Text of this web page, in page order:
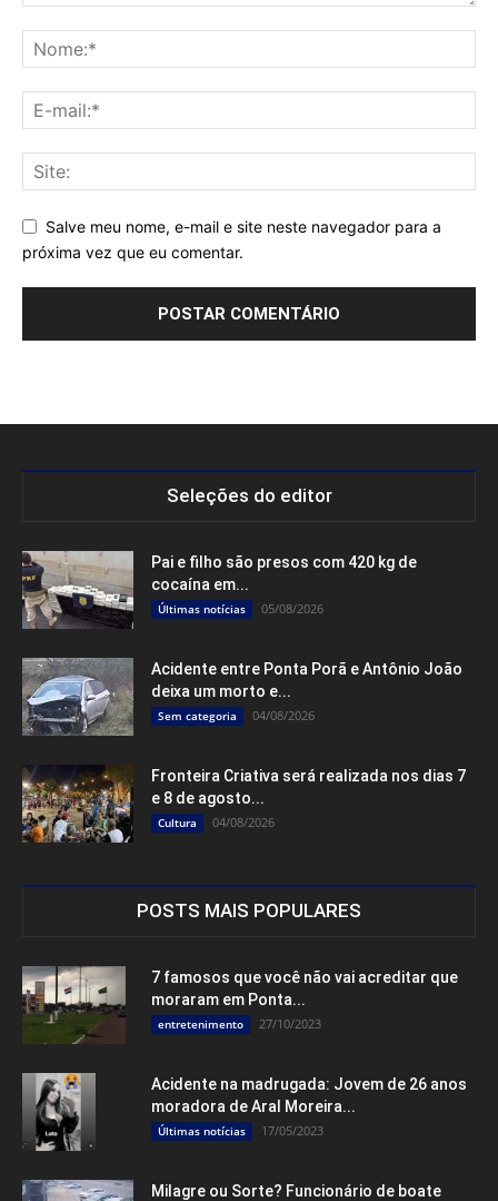
Salve meu nome, e-mail e site neste navegador para a
próxima vez que eu comentar.
Seleções do editor
Pai e filho são presos com 420 kg de
cocaína em...
Últimas notícias 05/08/2026
Acidente entre Ponta Porã e Antônio João
deixa um morto e...
Sem categoria 04/08/2026
Fronteira Criativa será realizada nos dias 7
e 8 de agosto...
Cultura 04/08/2026
POSTS MAIS POPULARES
7 famosos que você não vai acreditar que
moraram em Ponta...
entretenimento 27/10/2023
Acidente na madrugada: Jovem de 26 anos
moradora de Aral Moreira...
Últimas notícias 17/05/2023
Milagre ou Sorte? Funcionário de boate